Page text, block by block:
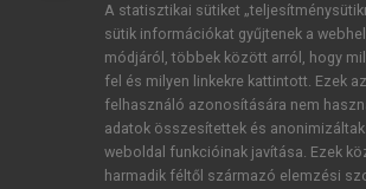
ÚJ FIÓK LÉTREHOZÁSA
1 óra díjmentes hozzáférés
E-MAIL-CÍM
A statisztikai sütiket
sütik információkat gyűjtenek a
módjáról, többek között arról, hogy
fel és milyen linkekre kattintott. Ezek
felhasználó azonosítására nem
adatok összesítettek és
weboldal funkcióinak javítása. Ezek
harmadik féltől származó elemzési